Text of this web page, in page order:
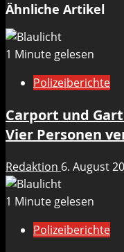
Ähnliche Artikel
1 Minute gelesen
Polizeiberichte
Carport und
Vier Personen
Redaktion 6. August
1 Minute gelesen
Polizeiberichte